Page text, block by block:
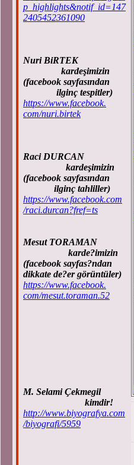
p_highlights&notif_id=147
2405452361090
Nuri BiRTEK
kardeşimizin
(facebook sayfasından
ilginç tespitler)
https://www.facebook.
com/nuri.birtek
Raci DURCAN
kardeşimizin
(facebook sayfasından
ilginç tahliller)
https://www.facebook.com
/raci.durcan?fref=ts
Mesut TORAMAN
karde?imizin
(facebook sayfas?ndan
dikkate de?er görüntüler)
https://www.facebook.
com/mesut.toraman.52
M. Selami Çekmegil
kimdir!
http://www.biyografya.com
/biyografi/5959